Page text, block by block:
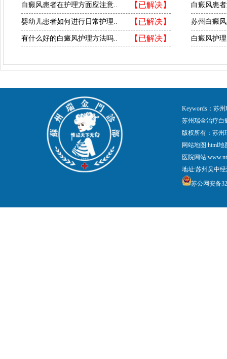
【已解决】
白癜风患者在护理方面应注意..
【已解决】
婴幼儿患者如何进行日常护理..
【已解决】
有什么好的白癜风护理方法吗..
白癜风患
苏州白癜
白癜风护
Keywords：苏
苏州瑞金治疗白
版权所有：苏
网站地图:html地
医院网站
地址:苏州吴中
苏公网安备